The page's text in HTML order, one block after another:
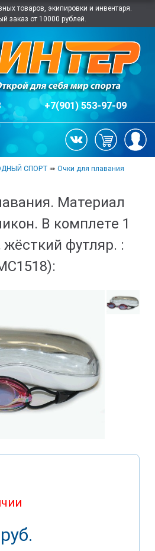
товаров, экипировки и инвентаря.
заказ от 10000 рублей.
+7(901) 553-97-09
СПОРТ ➠Очки для плавания
Материал
В комплете 1
жёсткий футляр. :
❯